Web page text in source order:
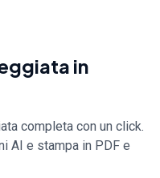
in
completa con un click.
AI e stampa in PDF e